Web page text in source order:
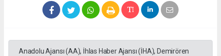
Anadolu Ajansı (AA), İhlas Haber Ajansı (İHA), Demirören